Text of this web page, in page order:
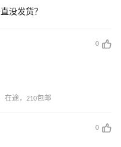
没发货？
0
在途，210包邮
0